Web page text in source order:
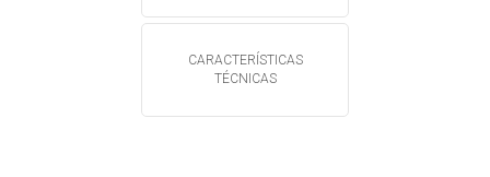
CARACTERÍSTICAS
TÉCNICAS